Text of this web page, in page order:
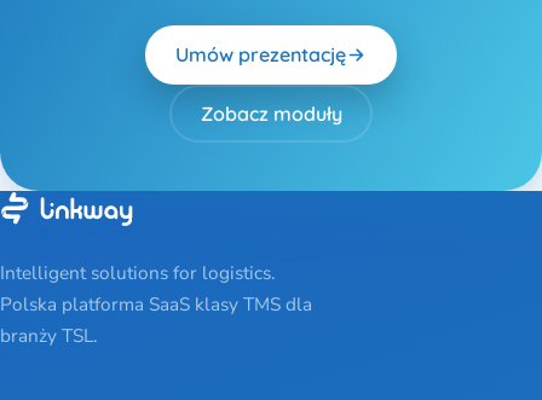
Umów prezentację
Zobacz moduły
Intelligent solutions for logistics.
Polska platforma SaaS klasy TMS dla
branży TSL.